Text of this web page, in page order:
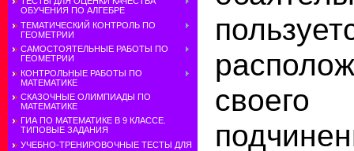
ОБУЧЕНИЯ ПО АЛГЕБРЕ
ТЕМАТИЧЕСКИЙ КОНТРОЛЬ ПО
ГЕОМЕТРИИ
САМОСТОЯТЕЛЬНЫЕ РАБОТЫ ПО
ГЕОМЕТРИИ
КОНТРОЛЬНЫЕ РАБОТЫ ПО
МАТЕМАТИКЕ
СКАЗОЧНЫЕ ОЛИМПИАДЫ ПО
МАТЕМАТИКЕ
ГИА ПО МАТЕМАТИКЕ В 9 КЛАССЕ.
ТИПОВЫЕ ЗАДАНИЯ
УЧЕБНО-ТРЕНИРОВОЧНЫЕ ТЕСТЫ ДЛЯ